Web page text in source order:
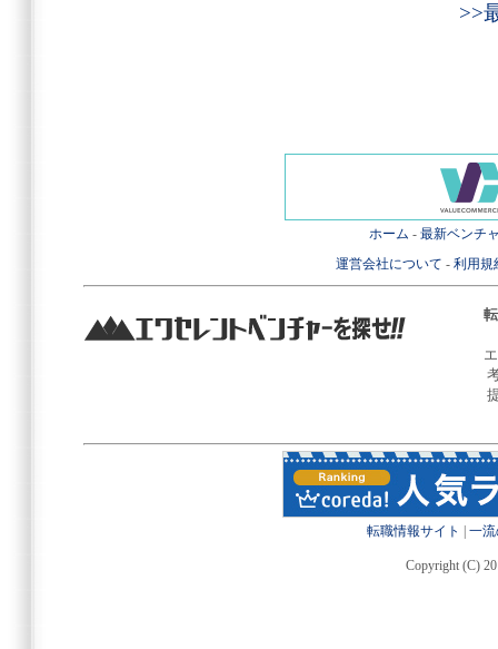
>>
ホーム - 最新ベンチ
運営会社について - 利用規
転職情報サイト 一
Copyright (C)